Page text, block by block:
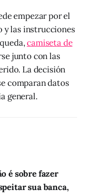
empezar por el
y las instrucciones
camiseta de
junto con las
La decisión
comparan datos
general.
é sobre fazer
sua banca,